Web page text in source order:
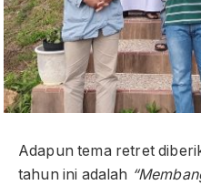
Adapun tema retret
tahun ini adalah